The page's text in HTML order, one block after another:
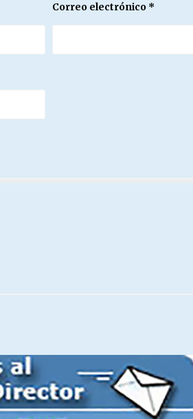
Correo electrónico *